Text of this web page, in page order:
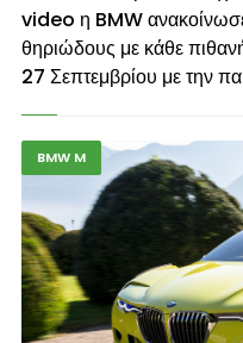
video η BMW
θηριώδους με κάθε
27 Σεπτεμβρίου με την
BMW M